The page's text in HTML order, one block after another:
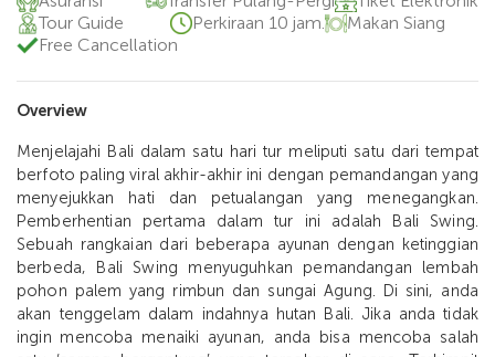
Tour Guide
Perkiraan 10 jam.
Makan Siang
Free Cancellation
Overview
Menjelajahi Bali dalam satu hari tur meliputi satu dari tempat
berfoto paling viral akhir-akhir ini dengan pemandangan yang
menyejukkan hati dan petualangan yang menegangkan.
Pemberhentian pertama dalam tur ini adalah Bali Swing.
Sebuah rangkaian dari beberapa ayunan dengan ketinggian
berbeda, Bali Swing menyuguhkan pemandangan lembah
pohon palem yang rimbun dan sungai Agung. Di sini, anda
akan tenggelam dalam indahnya hutan Bali. Jika anda tidak
ingin mencoba menaiki ayunan, anda bisa mencoba salah